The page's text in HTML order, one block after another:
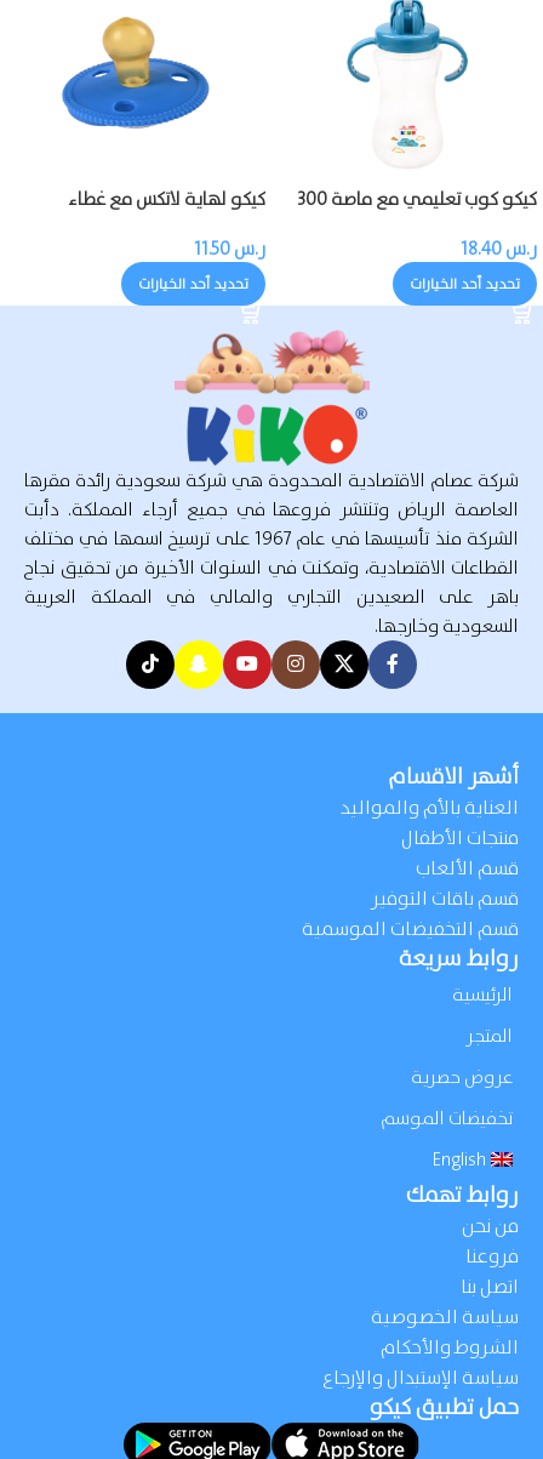
كيكو كوب تعليمي مع ماصة 300
ر.س
تحديد أحد الخيارات
كيكو لهاية لاتكس مع غطاء
ر.س
تحديد أحد الخيارات
شركة عصام الاقتصادية المحدودة هي شركة سعودية رائدة مقرها
العاصمة الرياض وتنتشر فروعها في جميع أرجاء المملكة. دأبت
الشركة منذ تأسيسها في عام 1967 على ترسيخ اسمها في مختلف
القطاعات الاقتصادية، وتمكنت في السنوات الأخيرة من تحقيق نجاح
باهر على الصعيدين التجاري والمالي في المملكة العربية
السعودية وخارجها.
أشهر الاقسام
العناية بالأم والمواليد
منتجات الأطفال
قسم الألعاب
قسم باقات التوفير
قسم التخفيضات الموسمية
روابط سريعة
الرئيسية
المتجر
عروض حصرية
تخفيضات الموسم
English
روابط تهمك
من نحن
فروعنا
اتصل بنا
سياسة الخصوصية
الشروط والأحكام
سياسة الإستبدال والإرجاع
حمل تطبيق كيكو